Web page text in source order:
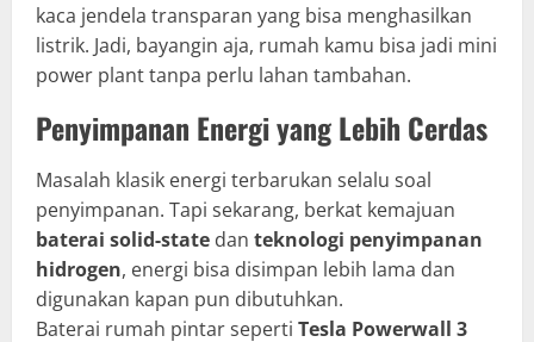
kaca jendela transparan yang bisa menghasilkan
listrik. Jadi, bayangin aja, rumah kamu bisa jadi mini
power plant tanpa perlu lahan tambahan.
Penyimpanan Energi yang Lebih Cerdas
Masalah klasik energi terbarukan selalu soal
penyimpanan. Tapi sekarang, berkat kemajuan
baterai solid-state dan teknologi penyimpanan
hidrogen, energi bisa disimpan lebih lama dan
digunakan kapan pun dibutuhkan.
Baterai rumah pintar seperti Tesla Powerwall 3